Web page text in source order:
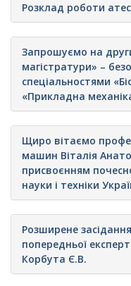
Розклад роботи
Запрошуємо на
магістратури» –
спеціальностями
«Прикладна
Щиро вітаємо
машин Віталія
присвоєнням
науки і техніки
Розширене
попередньої
Корбута Є.В.